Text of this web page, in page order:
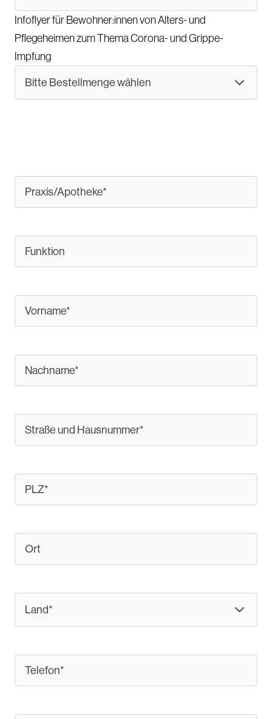
Infoflyer für Bewohner:innen von Alters- und
Pflegeheimen zum Thema Corona- und Grippe-
Impfung